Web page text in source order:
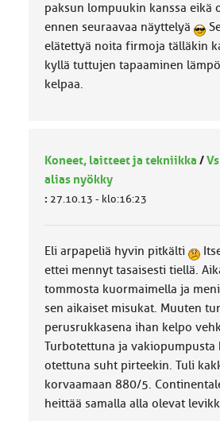
paksun lompuukin kanssa eikä
ennen seuraavaa näyttelyä
elätettyä noita firmoja tälläkin
kyllä tuttujen tapaaminen
kelpaa.
Koneet, laitteet ja tekniikka /
alias nyökky
: 27.10.13 - klo:16:23
Eli arpapeliä hyvin pitkälti
ettei mennyt tasaisesti tiellä.
tommosta kuormaimella ja
sen aikaiset misukat. Muuten
perusrukkasena ihan kelpo
Turbotettuna ja vakiopumpusta
otettuna suht pirteekin. Tuli
korvaamaan 880/5.
heittää samalla alla olevat